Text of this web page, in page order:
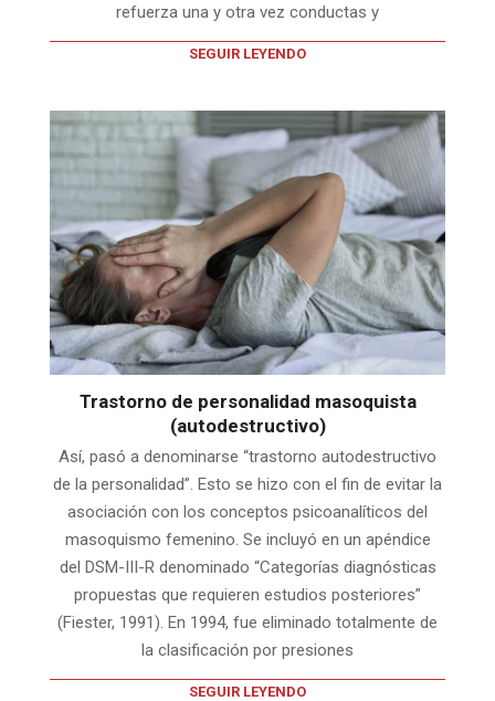
refuerza una y otra vez conductas y
SEGUIR LEYENDO
Trastorno de personalidad masoquista
(autodestructivo)
Así, pasó a denominarse “trastorno autodestructivo
de la personalidad”. Esto se hizo con el fin de evitar la
asociación con los conceptos psicoanalíticos del
masoquismo femenino. Se incluyó en un apéndice
del DSM-III-R denominado “Categorías diagnósticas
propuestas que requieren estudios posteriores”
(Fiester, 1991). En 1994, fue eliminado totalmente de
la clasificación por presiones
SEGUIR LEYENDO